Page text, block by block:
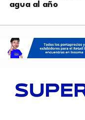
agua al año